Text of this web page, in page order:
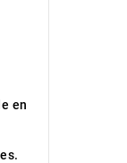
en